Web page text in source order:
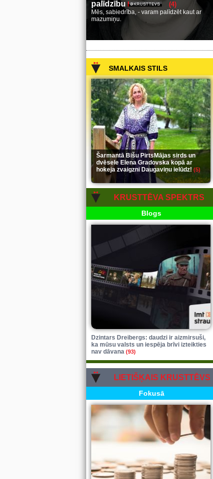
palīdzību
(4)
Mēs, sabiedrība, - varam palīdzēt kaut ar
mazumiņu.
SMALKAIS STILS
Šarmantā Bišu PirtsMājas sirds un
dvēsele Elena Gradovska kopā ar
hokeja zvaigzni Daugaviņu ielūdz! (5)
KRUSTTĒVA SPEKTRS
Blogs
Dzintars Dreibergs: daudzi ir aizmirsuši,
ka mūsu valsts un iespēja brīvi izteikties
nav dāvana (93)
LIETIŠĶAIS KRUSTTĒVS
Fokusā